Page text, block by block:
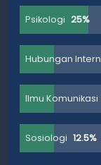
Psikologi 25%
Hubungan
Ilmu Komunikasi
Sosiologi 12.5%